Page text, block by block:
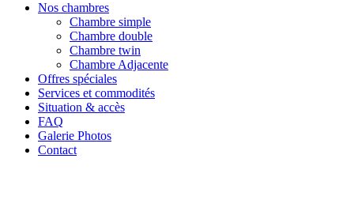
Nos chambres
Chambre simple
Chambre double
Chambre twin
Chambre Adjacente
Offres spéciales
Services et commodités
Situation & accès
FAQ
Galerie Photos
Contact